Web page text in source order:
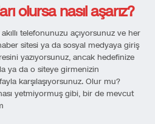
olursa nasıl aşarız?
telefonunuzu açıyorsunuz ve her
sitesi ya da sosyal medyaya giriş
yazıyorsunuz, ancak hedefinize
ya da o siteye girmenizin
karşılaşıyorsunuz. Olur mu?
yetmiyormuş gibi, bir de mevcut